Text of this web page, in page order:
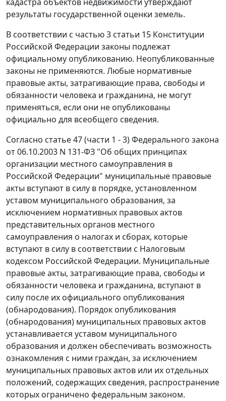
результаты государственной оценки земель.
В соответствии с частью 3 статьи 15 Конституции
Российской Федерации законы подлежат
официальному опубликованию. Неопубликованные
законы не применяются. Любые нормативные
правовые акты, затрагивающие права, свободы и
обязанности человека и гражданина, не могут
применяться, если они не опубликованы
официально для всеобщего сведения.
Согласно статье 47 (части 1 - 3)Федерального закона
от 06.10.2003 N 131-ФЗ "Об общих принципах
организации местного самоуправления в
Российской Федерации" муниципальные правовые
акты вступают в силу в порядке, установленном
уставом муниципального образования, за
исключением нормативных правовых актов
представительных органов местного
самоуправления о налогах и сборах, которые
вступают в силу в соответствии с Налоговым
кодексом Российской Федерации. Муниципальные
правовые акты, затрагивающие права, свободы и
обязанности человека и гражданина, вступают в
силу после их официального опубликования
(обнародования). Порядок опубликования
(обнародования) муниципальных правовых актов
устанавливается уставом муниципального
образования и должен обеспечивать возможность
ознакомления с ними граждан, за исключением
муниципальных правовых актов или их отдельных
положений, содержащих сведения, распространение
которых ограничено федеральным законом.